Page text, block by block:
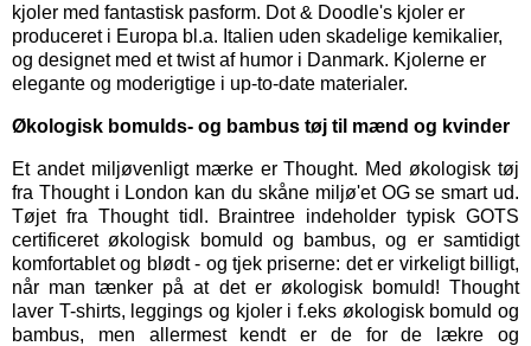
kjoler med fantastisk pasform. Dot & Doodle's kjoler er
produceret i Europa bl.a. Italien uden skadelige kemikalier,
og designet med et twist af humor i Danmark. Kjolerne er
elegante og moderigtige i up-to-date materialer.
Økologisk bomulds- og bambus tøj til mænd og kvinder
Et andet miljøvenligt mærke erThought. Med økologisk tøj
fra Thought i London kan du skåne miljø'et OG se smart ud.
Tøjet fra Thought tidl. Braintree indeholder typisk GOTS
certificeret økologisk bomuld og bambus, og er samtidigt
komfortablet og blødt - og tjek priserne: det er virkeligt billigt,
når man tænker på at det er økologisk bomuld! Thought
laver T-shirts, leggings og kjoler i f.eks økologisk bomuld og
bambus, men allermest kendt er de for de lækre og